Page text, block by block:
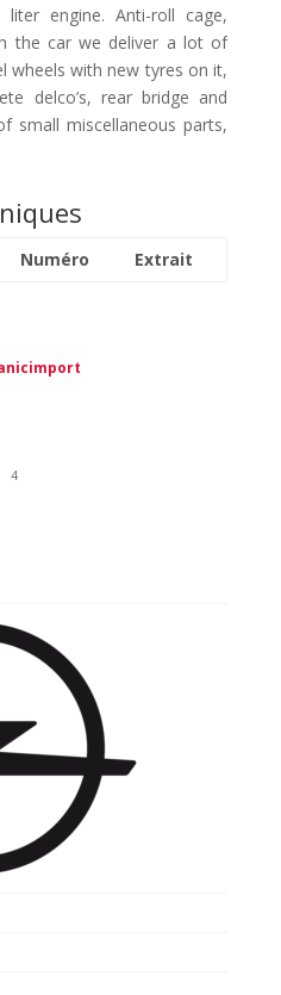
engine. Anti-roll cage,
the car we deliver a lot of
wheels with new tyres on it,
delco’s, rear bridge and
small miscellaneous parts,
Numéro Extrait
4